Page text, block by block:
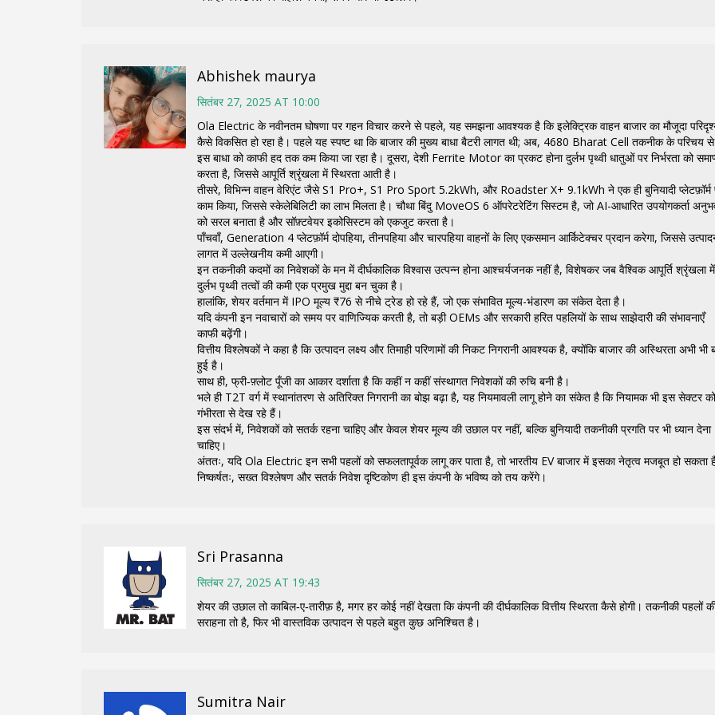
Abhishek maurya
सितंबर 27, 2025 AT 10:00
Ola Electric के नवीनतम घोषणा पर गहन विचार करने से पहले, यह समझना आवश्यक है कि इलेक्ट्रिक वाहन बाजार का मौजूदा
कैसे विकसित हो रहा है। पहले यह स्पष्ट था कि बाजार की मुख्य बाधा बैटरी लागत थी; अब, 4680 Bharat Cell तकनीक के परिचय से
इस बाधा को काफी हद तक कम किया जा रहा है। दूसरा, देशी Ferrite Motor का प्रकट होना दुर्लभ पृथ्वी धातुओं पर निर्भरता को
करता है, जिससे आपूर्ति श्रृंखला में स्थिरता आती है।
तीसरे, विभिन्न वाहन वेरिएंट जैसे S1 Pro+, S1 Pro Sport 5.2kWh, और Roadster X+ 9.1kWh ने एक ही बुनियादी प्लेटफ़ॉर्म
काम किया, जिससे स्केलेबिलिटी का लाभ मिलता है। चौथा बिंदु MoveOS 6 ऑपरेटरेटिंग सिस्टम है, जो AI-आधारित उपयोगकर्ता
को सरल बनाता है और सॉफ़्टवेयर इकोसिस्टम को एकजुट करता है।
पाँचवाँ, Generation 4 प्लेटफ़ॉर्म दोपहिया, तीनपहिया और चारपहिया वाहनों के लिए एकसमान आर्किटेक्चर प्रदान करेगा, जिससे
लागत में उल्लेखनीय कमी आएगी।
इन तकनीकी कदमों का निवेशकों के मन में दीर्घकालिक विश्वास उत्पन्न होना आश्चर्यजनक नहीं है, विशेषकर जब वैश्विक आपूर्ति श्रृंखला में
दुर्लभ पृथ्वी तत्वों की कमी एक प्रमुख मुद्दा बन चुका है।
हालांकि, शेयर वर्तमान में IPO मूल्य ₹76 से नीचे ट्रेड हो रहे हैं, जो एक संभावित मूल्य-भंडारण का संकेत देता है।
यदि कंपनी इन नवाचारों को समय पर वाणिज्यिक करती है, तो बड़ी OEMs और सरकारी हरित पहलियों के साथ साझेदारी की संभावनाएँ
काफी बढ़ेंगी।
वित्तीय विश्लेषकों ने कहा है कि उत्पादन लक्ष्य और तिमाही परिणामों की निकट निगरानी आवश्यक है, क्योंकि बाजार की अस्थिरता अभी भी
हुई है।
साथ ही, फ्री‑फ़्लोट पूँजी का आकार दर्शाता है कि कहीं न कहीं संस्थागत निवेशकों की रुचि बनी है।
भले ही T2T वर्ग में स्थानांतरण से अतिरिक्त निगरानी का बोझ बढ़ा है, यह नियमावली लागू होने का संकेत है कि नियामक भी इस सेक्टर को
गंभीरता से देख रहे हैं।
इस संदर्भ में, निवेशकों को सतर्क रहना चाहिए और केवल शेयर मूल्य की उछाल पर नहीं, बल्कि बुनियादी तकनीकी प्रगति पर भी ध्यान देना
चाहिए।
अंततः, यदि Ola Electric इन सभी पहलों को सफलतापूर्वक लागू कर पाता है, तो भारतीय EV बाजार में इसका नेतृत्व मजबूत हो सकता
निष्कर्षतः, सख्त विश्लेषण और सतर्क निवेश दृष्टिकोण ही इस कंपनी के भविष्य को तय करेंगे।
Sri Prasanna
सितंबर 27, 2025 AT 19:43
शेयर की उछाल तो काबिल‑ए‑तारीफ़ है, मगर हर कोई नहीं देखता कि कंपनी की दीर्घकालिक वित्तीय स्थिरता कैसे होगी। तकनीकी पहलों
सराहना तो है, फिर भी वास्तविक उत्पादन से पहले बहुत कुछ अनिश्चित है।
Sumitra Nair